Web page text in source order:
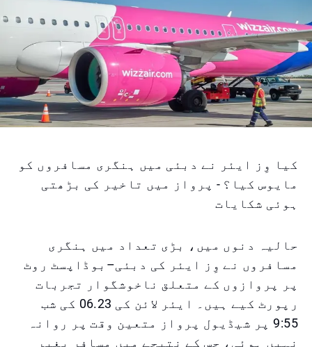
کیا وِز ایئر نے دبئی میں ہنگری مسافروں کو
مایوس کیا؟ - پرواز میں تاخیر کی بڑھتی
ہوئی شکایات
حالیہ دنوں میں، بڑی تعداد میں ہنگری
مسافروں نے وِز ایئر کی دبئی–بوڈاپسٹ روٹ
پر پروازوں کے متعلق ناخوشگوار تجربات
رپورٹ کیے ہیں۔ ایئر لائن کی 06.23 کی شب
9:55 پر شیڈیول پرواز متعین وقت پر روانہ
نہیں ہوئی، جس کے نتیجے میں مسافر بغیر